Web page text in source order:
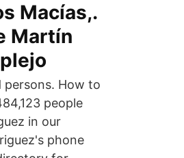
Macías,.
Martín
persons. How to
people
in our
phone